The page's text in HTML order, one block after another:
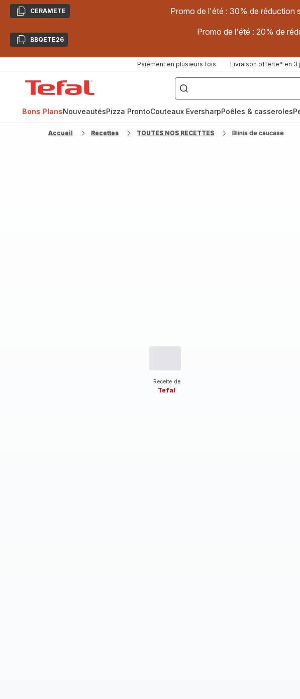
CopierCERAMETE Promo de l'été : 30% de réduction
CopierBBQETE26
Promo de l'été : 20% de
Paiement en plusieurs fois Livraison offerte* en 3
["Poêles
inox,
Cake
Factory,
Bons PlansNouveautésPizza ProntoCouteaux EversharpPoêles & casseroles
Accueil Recettes TOUTES NOS RECETTES Blinis de caucase
Recette de
Tefal